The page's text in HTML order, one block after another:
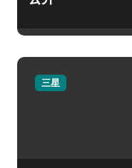
三星